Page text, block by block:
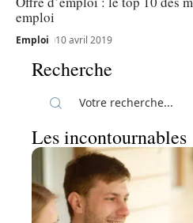
emploi
Emploi 10 avril 2019
Recherche
Les incontournables